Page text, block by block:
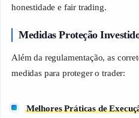
honestidade e fair trading.
Medidas Proteção
Além da regulamentação, as
medidas para proteger otrader:
Melhores Práticas de